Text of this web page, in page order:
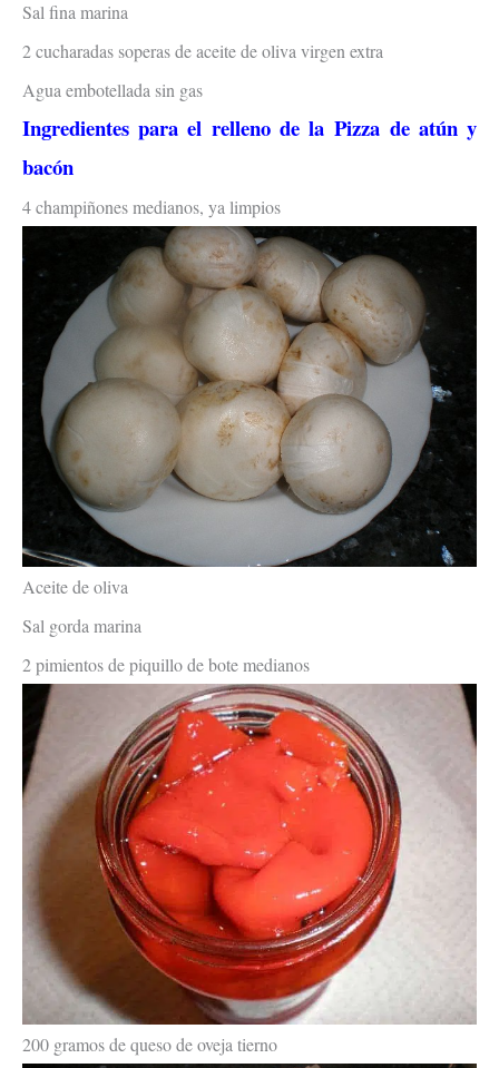
Sal fina marina
2 cucharadas soperas de aceite de oliva virgen extra
Agua embotellada sin gas
Ingredientes para el relleno de laPizza de atún y
bacón
4 champiñones medianos, ya limpios
Aceite de oliva
Sal gorda marina
2 pimientos de piquillo de bote medianos
200 gramos de queso de oveja tierno